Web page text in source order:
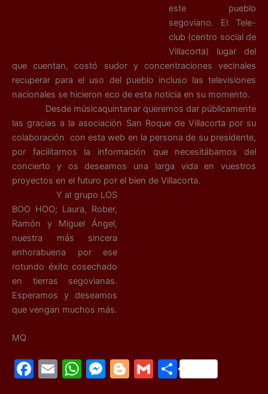
este pueblo
segoviano. El Tele-
club (centro social de
Villacorta) lugar del
que cuentan, costó sudor y concentraciones vecinales
recuperar para el uso del pueblo incluso las televisiones
nacionales se hicieron eco de esta noticia en su momento.
Desde músicaquintanar queremos dar públicamente
las gracias a la asociación San Roque de Villacorta por su
colaboración con esta web en la persona de su presidente,
por facilitarnos la información que necesitábamos del
concierto y os deseamos una larga vida en vuestros
proyectos en el futuro por el bien de Villacorta.
Y al grupo LOS
BOO HOO; Laura, Rober,
Ramón y Miguel Ángel,
nuestra más sincera
enhorabuena por ese
rotundo éxito cosechado
en tierras segovianas.
Esperamos y deseamos
que vengan muchos más.
MQ
F
E
W M Bl G C